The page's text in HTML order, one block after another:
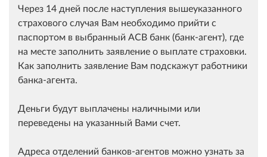
Через 14 дней после наступления вышеуказанного
страхового случая Вам необходимо прийти с
паспортом в выбранный АСВ банк (банк-агент), где
на месте заполнить заявление о выплате страховки.
Как заполнить заявление Вам подскажут работники
банка-агента.
Деньги будут выплачены наличными или
переведены на указанный Вами счет.
Адреса отделений банков-агентов можно узнать за